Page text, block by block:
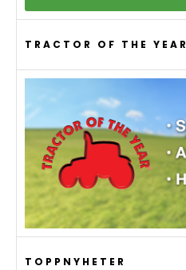
TRACTOR OF THE YEAR
TOPPNYHETER